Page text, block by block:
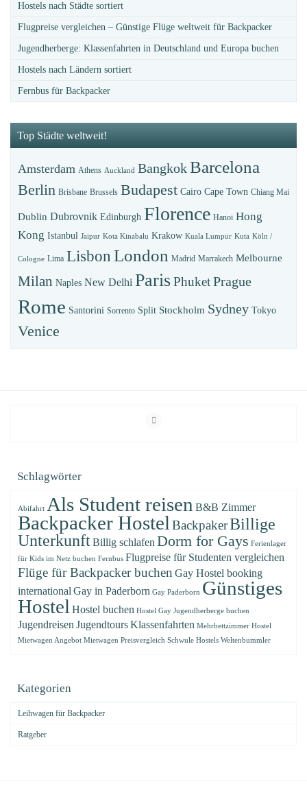
Hostels nach Städte sortiert
Flugpreise vergleichen – Günstige Flüge weltweit für Backpacker
Jugendherberge: Klassenfahrten in Deutschland und Europa buchen
Hostels nach Ländern sortiert
Fernbus für Backpacker
Top Städte weltweit!
Amsterdam Athens Auckland BangkokBarcelona
Berlin Brisbane Brussels Budapest Cairo Cape Town Chiang Mai
Dublin Dubrovnik Edinburgh Florence Hanoi Hong
Kong Istanbul Jaipur Kota Kinabalu Krakow Kuala Lumpur Kuta Köln /
Cologne Lima Lisbon London Madrid Marrakech Melbourne
Milan Naples New Delhi ParisPhuketPrague
Rome Santorini Sorrento Split Stockholm Sydney Tokyo
Venice
Schlagwörter
Abifahrt Als Student reisen B&B Zimmer
Backpacker Hostel BackpakerBillige
UnterkunftBillig schlafen Dorm for Gays Ferienlager
für Kids im Netz buchen Fernbus Flugpreise für Studenten vergleichen
Flüge für Backpacker buchen Gay Hostel booking
international Gay in Paderborn Gay Paderborn Günstiges
Hostel Hostel buchen Hostel Gay Jugendherberge buchen
Jugendreisen JugendtoursKlassenfahrten Mehrbettzimmer Hostel
Mietwagen Angebot Mietwagen Preisvergleich Schwule Hostels Weltenbummler
Kategorien
Leihwagen für Backpacker
Ratgeber